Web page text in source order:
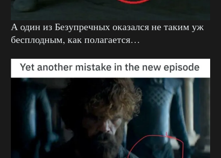
А один из Безупречных оказался не таким уж
бесплодным, как полагается…